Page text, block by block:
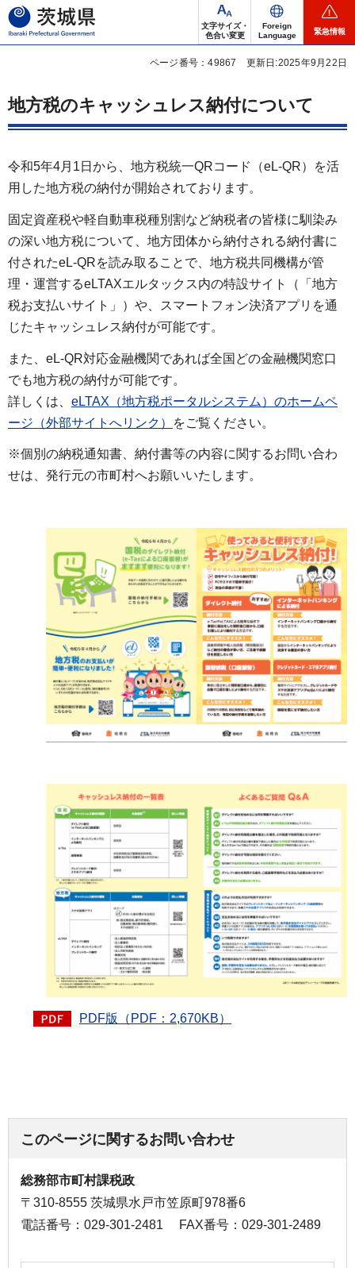
茨城県
文字サイズ・
色合い変更
Foreign
Language
緊急情報
ページ番号：49867 更新日:2025年9月22日
地方税のキャッシュレス納付について
令和5年4月1日から、地方税統一QRコード（eL-QR）を活
用した地方税の納付が開始されております。
固定資産税や軽自動車税種別割など納税者の皆様に馴染み
の深い地方税について、地方団体から納付される納付書に
付されたeL-QRを読み取ることで、地方税共同機構が管
理・運営するeLTAXエルタックス内の特設サイト（「地方
税お支払いサイト」）や、スマートフォン決済アプリを通
じたキャッシュレス納付が可能です。
また、eL-QR対応金融機関であれば全国どの金融機関窓口
でも地方税の納付が可能です。
詳しくは、 eLTAX（地方税ポータルシステム）のホームペ
ージ（外部サイトへリンク）
をご覧ください。
※個別の納税通知書、納付書等の内容に関するお問い合わ
せは、発行元の市町村へお願いいたします。
PDF版（PDF：2,670KB）
このページに関するお問い合わせ
総務部市町村課税政
〒310-8555 茨城県水戸市笠原町978番6
電話番号：029-301-2481
FAX番号：029-301-2489